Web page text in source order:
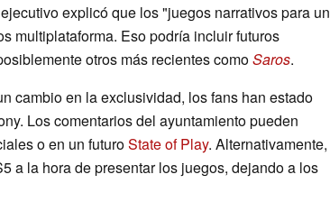
explicó que los "juegos narrativos para un
multiplataforma. Eso podría incluir futuros
otros más recientes comoSaros.
cambio en la exclusividad, los fans han estado
Los comentarios del ayuntamiento pueden
o en un futuroState of Play. Alternativamente,
a la hora de presentar los juegos, dejando a los